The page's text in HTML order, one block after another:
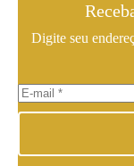
Digite seu